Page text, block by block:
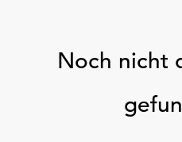
Noch nicht